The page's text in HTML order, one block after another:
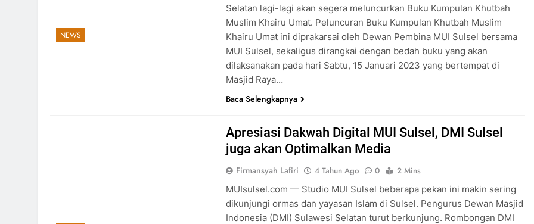
NEWS
Selatan lagi-lagi akan segera meluncurkan Buku Kumpulan Khutbah
Muslim Khairu Umat. Peluncuran Buku Kumpulan Khutbah Muslim
Khairu Umat ini diprakarsai oleh Dewan Pembina MUI Sulsel bersama
MUI Sulsel, sekaligus dirangkai dengan bedah buku yang akan
dilaksanakan pada hari Sabtu, 15 Januari 2023 yang bertempat di
Masjid Raya…
Baca Selengkapnya
Apresiasi Dakwah Digital MUI Sulsel, DMI Sulsel
juga akan Optimalkan Media
Firmansyah Lafiri 4 Tahun Ago 0
2 Mins
MUIsulsel.com — Studio MUI Sulsel beberapa pekan ini makin sering
dikunjungi ormas dan yayasan Islam di Sulsel. Pengurus Dewan Masjid
Indonesia (DMI) Sulawesi Selatan turut berkunjung. Rombongan DMI